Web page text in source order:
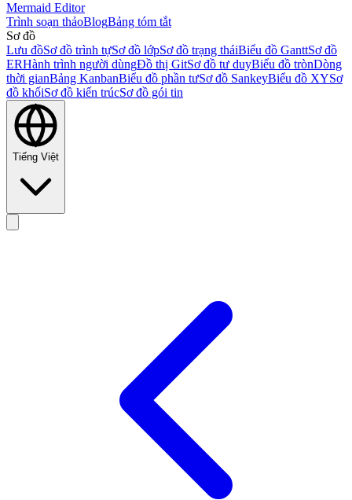
Mermaid Editor
Trình soạn thảoBlogBảng tóm tắt
Sơ đồ
Lưu đồSơ đồ trình tựSơ đồ lớpSơ đồ trạng tháiBiểu đồ GanttSơ đồ
ERHành trình người dùngĐồ thị GitSơ đồ tư duyBiểu đồ trònDòng
thời gianBảng KanbanBiểu đồ phần tưSơ đồ SankeyBiểu đồ XYSơ
đồ khốiSơ đồ kiến trúcSơ đồ gói tin
Tiếng Việt